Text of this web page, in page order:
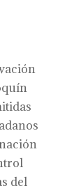
del